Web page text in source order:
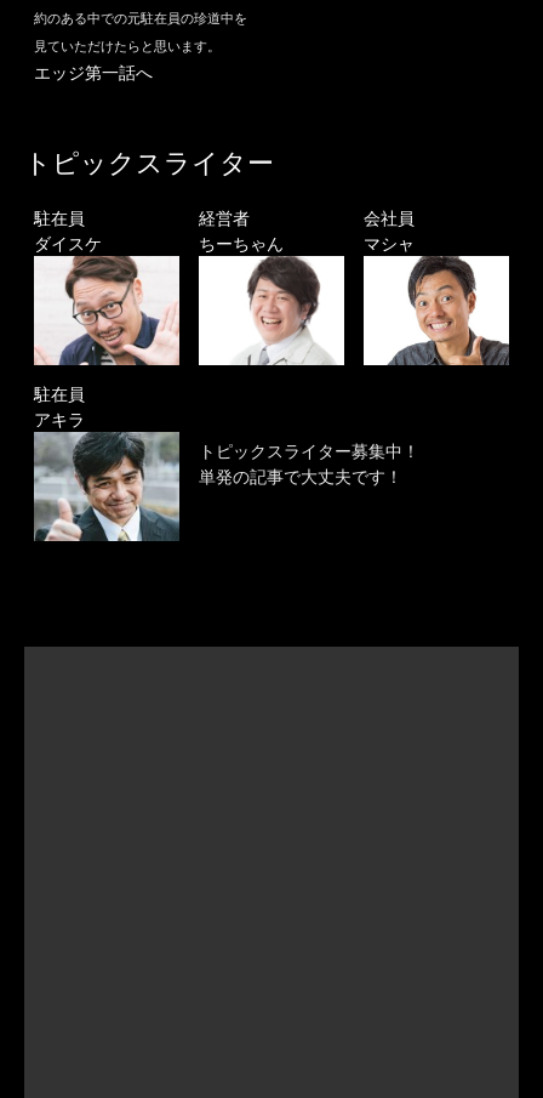
約のある中での元駐在員の珍道中を
見ていただけたらと思います。
エッジ第一話へ
トピックスライター
駐在員
ダイスケ
経営者
ちーちゃん
会社員
マシャ
駐在員
アキラ
トピックスライター募集中！
単発の記事で大丈夫です！